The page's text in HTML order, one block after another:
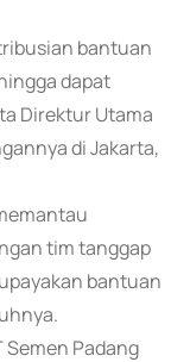
bantuan
dapat
Direktur Utama
di Jakarta,
tim tanggap
bantuan
Semen Padang